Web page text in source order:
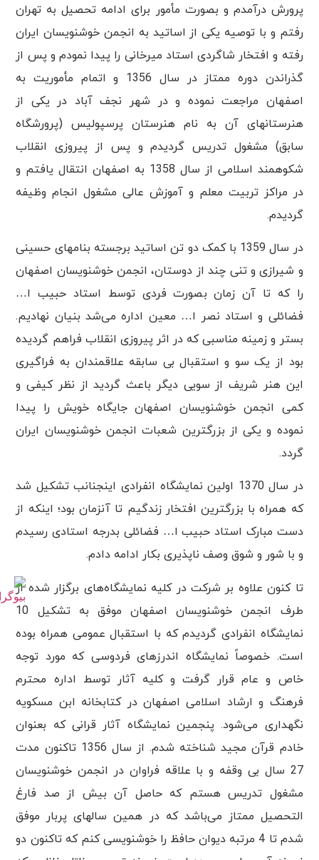
پرورش درآمدم و بصورت مأمور برای ادامه تحصیل به تهران
رفتم و با توصیه یکی از اساتید به انجمن خوشنویسان ایران
رفته و افتخار شاگردی استاد میرخانی را پیدا نمودم و پس از
گذراندن دوره ممتاز در سال 1356 و اتمام مأموریت به
اصفهان مراجعت نموده و در شهر نجف آباد در یکی از
هنرستانهای آن به نام هنرستان پرسپولیس (پرورشگاه
سابق) مشغول تدریس گردیدم و پس از پیروزی انقلاب
شکوهمند اسلامی از سال 1358 به اصفهان انتقال یافتم و
در مراکز تربیت معلم و آموزش عالی مشغول انجام وظیفه
گردیدم.
در سال 1359 با کمک دو تن اساتید برجسته بنامهای حسینی
و شیرازی و تنی چند از دوستان، انجمن خوشنویسان اصفهان
را که تا آن زمان بصورت فردی توسط استاد حبیب ا…
فضائلی و استاد نصر ا… معین اداره می‌شد بنیان نهادیم.
بستر و زمینه مناسبی که در اثر پیروزی انقلاب فراهم گردیده
بود از یک سو و استقبال بی سابقه علاقمندان به فراگیری
این هنر شریف از سویی دیگر باعث گردید از نظر کیفی و
کمی انجمن خوشنویسان اصفهان جایگاه خویش را پیدا
نموده و یکی از بزرگترین شعبات انجمن خوشنویسان ایران
گردد.
در سال 1370 اولین نمایشگاه انفرادی اینجنانب تشکیل شد
که همراه با بزرگترین افتخار زندگیم تا آنزمان بود؛ اینکه از
دست مبارک استاد حبیب ا… فضائلی بدرجه استادی رسیدم
و با شور و شوق وصف ناپذیری بکار ادامه دادم.
تا کنون علاوه بر شرکت در کلیه نمایشگاه‌های برگزار شده از
طرف انجمن خوشنویسان اصفهان موفق به تشکیل 10
نمایشگاه انفرادی گردیدم که با استقبال عمومی همراه بوده
است. خصوصاً نمایشگاه اندرزهای فردوسی که مورد توجه
خاص و عام قرار گرفت و کلیه آثار توسط اداره محترم
فرهنگ و ارشاد اسلامی اصفهان در کتابخانه ابن مسکویه
نگهداری می‌شود. پنجمین نمایشگاه آثار قرانی که بعنوان
خادم قرآن مجید شناخته شدم. از سال 1356 تاکنون مدت
27 سال بی وقفه و با علاقه فراوان در انجمن خوشنویسان
مشغول تدریس هستم که حاصل آن بیش از صد فارغ
التحصیل ممتاز می‌باشد که در همین سالهای پربار موفق
شدم تا 4 مرتبه دیوان حافظ را خوشنویسی کنم که تاکنون دو